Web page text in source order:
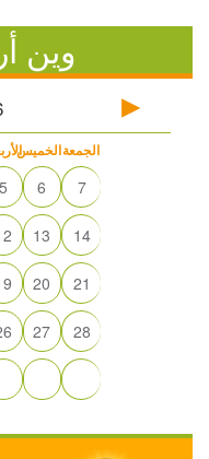
وين
الخميسالجمعة
5 6 7
13 14
20 21
27 28